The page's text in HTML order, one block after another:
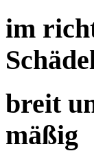
im
breit
mäßig